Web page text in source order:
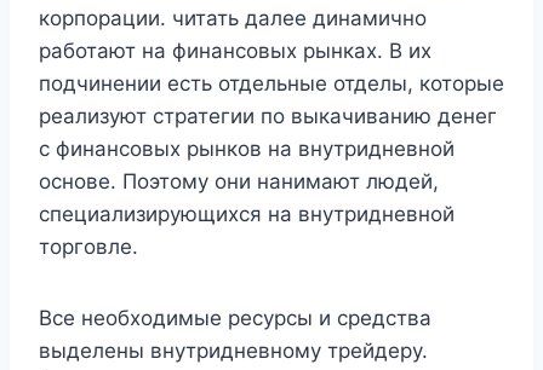
корпорации. читать далее динамично
работают на финансовых рынках. В их
подчинении есть отдельные отделы, которые
реализуют стратегии по выкачиванию денег
с финансовых рынков на внутридневной
основе. Поэтому они нанимают людей,
специализирующихся на внутридневной
торговле.
Все необходимые ресурсы и средства
выделены внутридневному трейдеру.